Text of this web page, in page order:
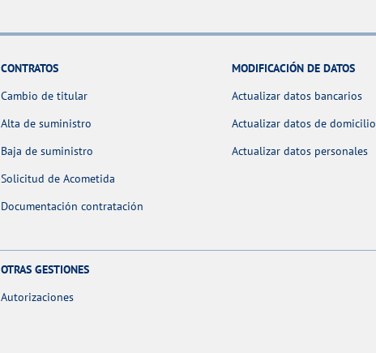
CONTRATOS
Cambio de titular
Alta de suministro
Baja de suministro
Solicitud de Acometida
Documentación contratación
MODIFICACIÓN DE DATOS
Actualizar datos bancarios
Actualizar datos de domicilio
Actualizar datos personales
OTRAS GESTIONES
Autorizaciones